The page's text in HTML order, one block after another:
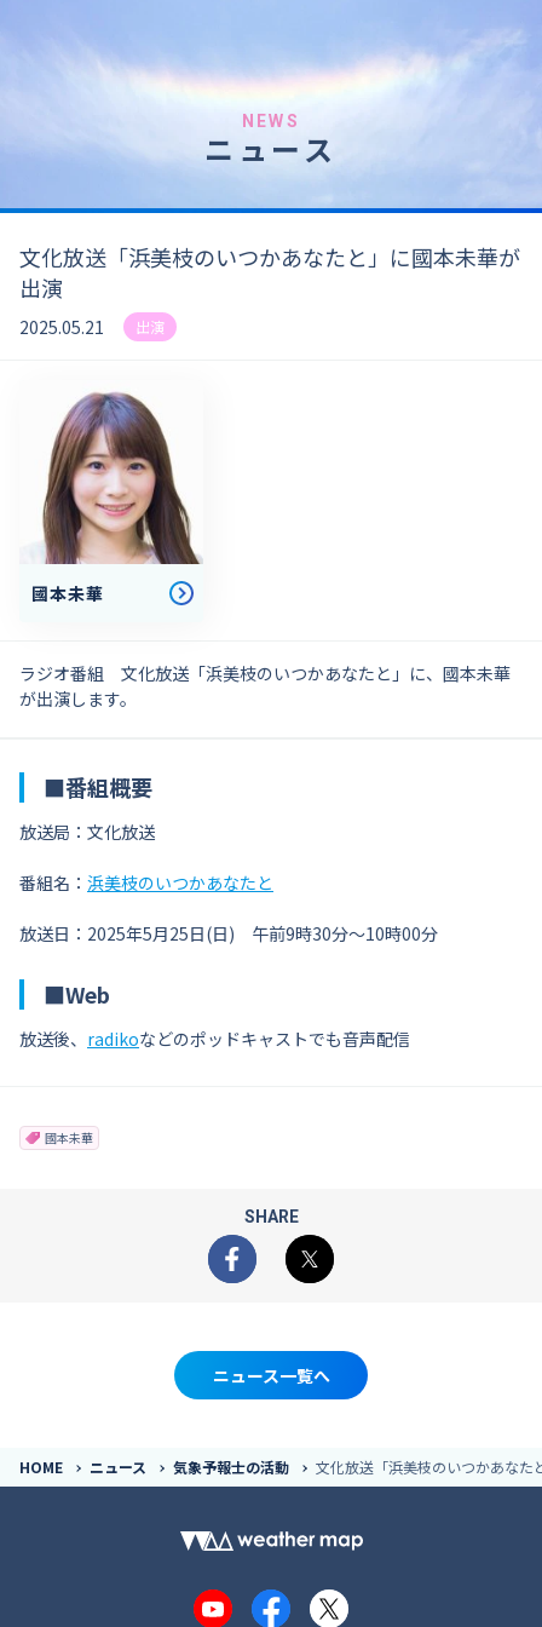
NEWS
ニュース
文化放送「浜美枝のいつかあなたと」に國本未華が
出演
2025.05.21 出演
國本未華
ラジオ番組 文化放送「浜美枝のいつかあなたと」に、國本未華
が出演します。
■番組概要
放送局：文化放送
番組名： 浜美枝のいつかあなたと
放送日：2025年5月25日(日) 午前9時30分～10時00分
■Web
放送後、 radikoなどのポッドキャストでも音声配信
國本未華
SHARE
Facebook
X
ニュース一覧へ
HOME ニュース 気象予報士の活動 文化放送「浜美枝のいつかあなた
YouTubeFacebook
X